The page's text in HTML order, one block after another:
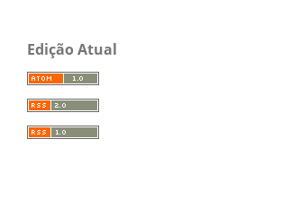
Edição Atual